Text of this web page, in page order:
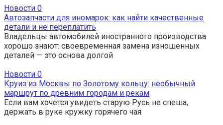
Новости 0
Автозапчасти для иномарок: как найти качественные
детали и не переплатить
Владельцы автомобилей иностранного производства
хорошо знают: своевременная замена изношенных
деталей — это основа долгой
Новости 0
Круиз из Москвы по Золотому кольцу: необычный
маршрут по древним городам и рекам
Если вам хочется увидеть старую Русь не спеша,
держать в руке кружку горячего чая